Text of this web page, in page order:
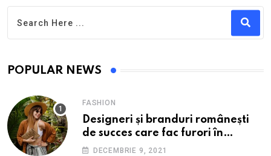
POPULAR NEWS
FASHION
Designeri și branduri românești
de succes care fac furori în
străinătate.
DECEMBRIE 9, 2021